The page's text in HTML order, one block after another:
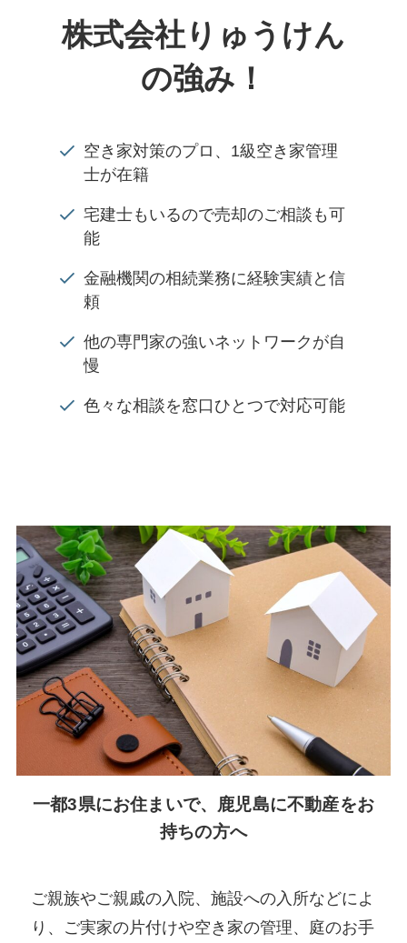
株式会社りゅうけん
の強み！
空き家対策のプロ、1級空き家管理
士が在籍
宅建士もいるので売却のご相談も可
能
金融機関の相続業務に経験実績と信
頼
他の専門家の強いネットワークが自
慢
色々な相談を窓口ひとつで対応可能
一都3県にお住まいで、鹿児島に不動産をお
持ちの方へ
ご親族やご親戚の入院、施設への入所などによ
り、ご実家の片付けや空き家の管理、庭のお手